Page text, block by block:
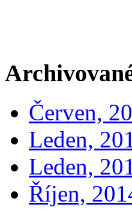
Červen,
Leden,
Leden,
Říjen,